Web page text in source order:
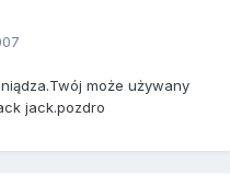
może używany
jack.pozdro